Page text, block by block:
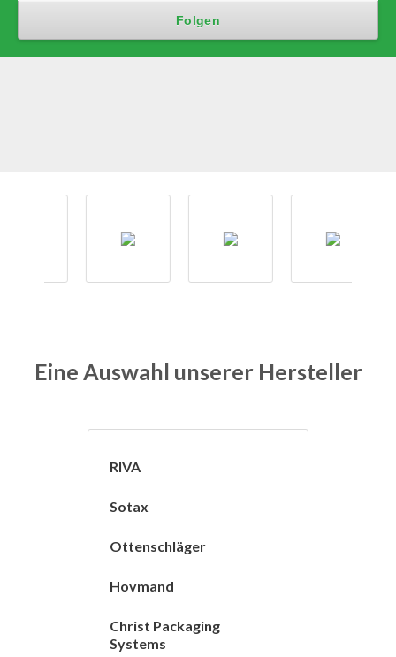
Eine Auswahl unserer Hersteller
RIVA
Sotax
Ottenschläger
Hovmand
Christ Packaging
Systems